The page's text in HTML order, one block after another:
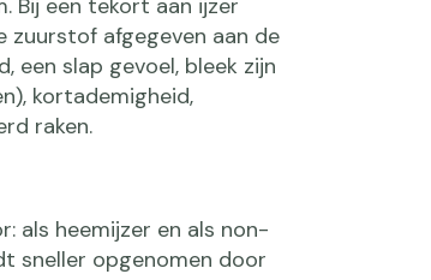
Bij een tekort aan ijzer
zuurstof afgegeven aan de
een slap gevoel, bleek zijn
kortademigheid,
raken.
als heemijzer en als non-
sneller opgenomen door